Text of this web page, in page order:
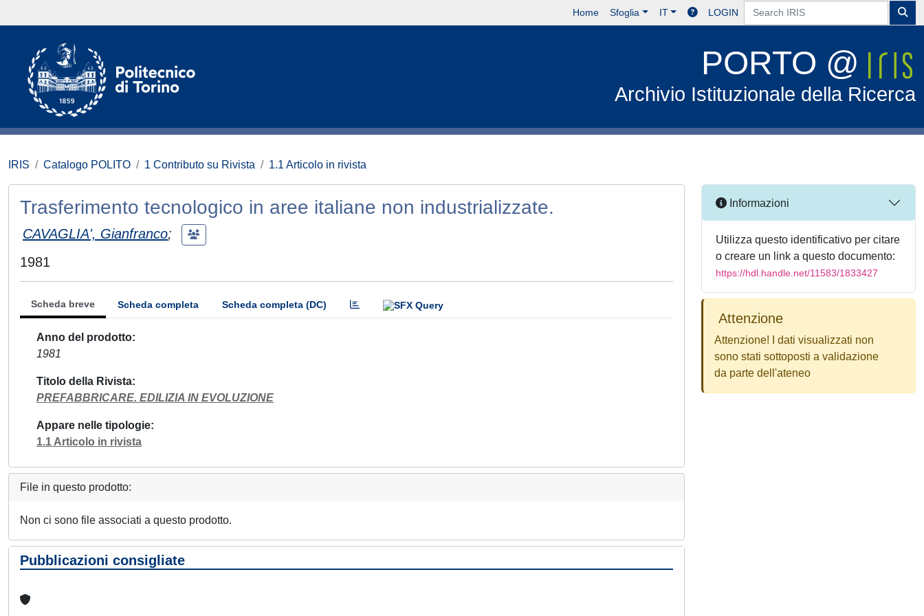
Home Sfoglia IT LOGIN
PORTO @
Archivio Istituzionale della Ricerca
IRIS Catalogo POLITO 1 Contributo su Rivista 1.1 Articolo in rivista
Trasferimento tecnologico in aree italiane non industrializzate.
CAVAGLIA', Gianfranco;
1981
Scheda breve Scheda completa Scheda completa (DC)
Anno del prodotto
1981
Titolo della Rivista
PREFABBRICARE. EDILIZIA IN EVOLUZIONE
Appare nelle tipologie
1.1 Articolo in rivista
File in questo prodotto:
Non ci sono file associati a questo prodotto.
Pubblicazioni consigliate
Informazioni
Utilizza questo identificativo per citare
o creare un link a questo documento:
https://hdl.handle.net/11583/1833427
Attenzione
Attenzione! I dati visualizzati non
sono stati sottoposti a validazione
da parte dell'ateneo